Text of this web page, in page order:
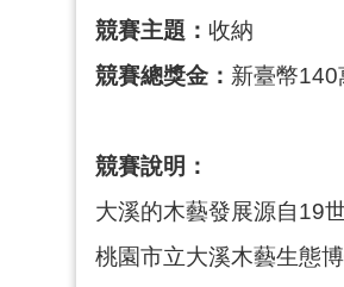
競賽主題： 收納
競賽總獎金： 新臺幣140
競賽說明：
大溪的木藝發展源自19
桃園市立大溪木藝生態